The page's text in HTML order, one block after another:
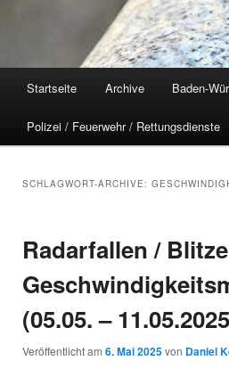
Startseite Archive Baden-
Polizei / Feuerwehr / Rettungsdienste
SCHLAGWORT-ARCHIVE:
Radarfallen /
(05.05. –
Veröffentlicht am 6. Mai 2025von Daniel